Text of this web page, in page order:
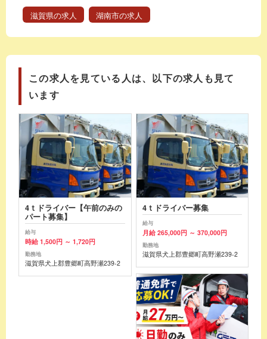
滋賀県の求人 湖南市の求人
この求人を見ている人は、以下の求人も見て
います
4ｔドライバー【午前のみの
パート募集】
給与
時給 1,500円 ～ 1,720円
勤務地
滋賀県犬上郡豊郷町高野瀬239-2
4ｔドライバー募集
給与
月給 265,000円 ～ 370,000円
勤務地
滋賀県犬上郡豊郷町高野瀬239-2